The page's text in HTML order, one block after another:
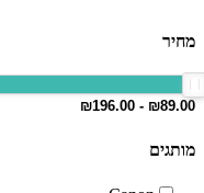
מחיר
מותגים